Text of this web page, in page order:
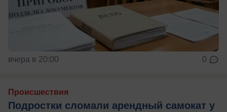
вчера в 20:00 0
Происшествия
Подростки сломали арендный самокат у